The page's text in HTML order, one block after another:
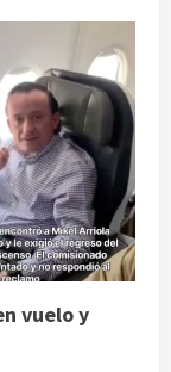
vuelo y